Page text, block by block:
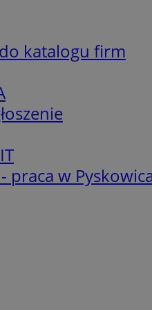
katalogu firm
praca w